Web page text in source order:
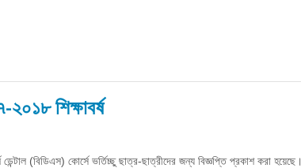
শিক্ষাবর্ষ
ডেন্টাল (বিডিএস) কোর্সে ভর্তিচ্ছু ছাত্র-ছাত্রীদের জন্য বিজ্ঞপ্তি প্রকাশ করা হয়েছে।